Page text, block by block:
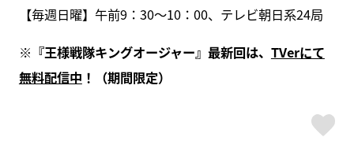
【毎週日曜】午前9：30～10：00、テレビ朝日系24局
※『王様戦隊キングオージャー』最新回は、 TVerにて
無料配信中 ！（期間限定）